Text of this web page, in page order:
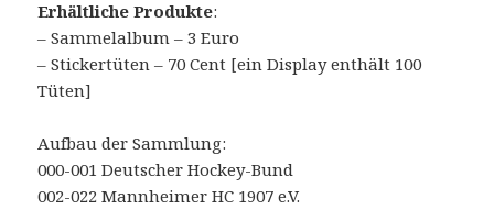
Erhältliche Produkte:
– Sammelalbum – 3 Euro
– Stickertüten – 70 Cent [ein Display enthält 100
Tüten]
Aufbau der Sammlung:
000-001 Deutscher Hockey-Bund
002-022 Mannheimer HC 1907 e.V.